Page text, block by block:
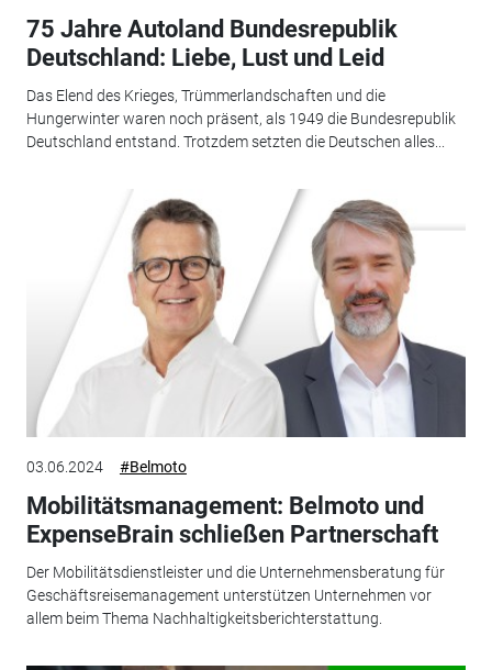
75 Jahre Autoland Bundesrepublik
Deutschland: Liebe, Lust und Leid
Das Elend des Krieges, Trümmerlandschaften und die
Hungerwinter waren noch präsent, als 1949 die Bundesrepublik
Deutschland entstand. Trotzdem setzten die Deutschen alles...
03.06.2024 #Belmoto
Mobilitätsmanagement: Belmoto und
ExpenseBrain schließen Partnerschaft
Der Mobilitätsdienstleister und die Unternehmensberatung für
Geschäftsreisemanagement unterstützen Unternehmen vor
allem beim Thema Nachhaltigkeitsberichterstattung.